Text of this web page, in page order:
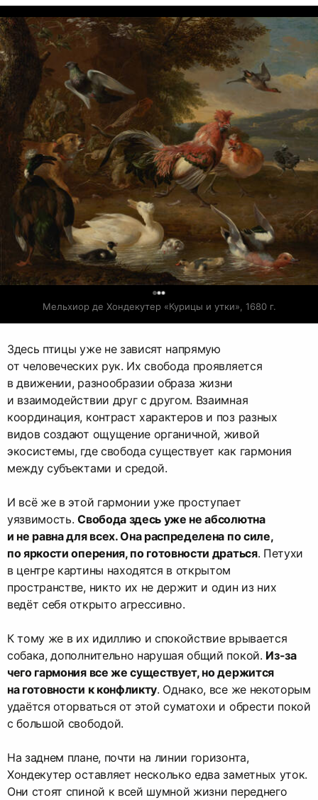
Мельхиор де Хондекутер «Курицы и утки», 1680 г.
Здесь птицы уже не зависят напрямую
от человеческих рук. Их свобода проявляется
в движении, разнообразии образа жизни
и взаимодействии друг с другом. Взаимная
координация, контраст характеров и поз разных
видов создают ощущение органичной, живой
экосистемы, где свобода существует как гармония
между субъектами и средой.
И всё же в этой гармонии уже проступает
уязвимость.Свобода здесь уже не абсолютна
и не равна для всех. Она распределена по силе,
по яркости оперения, по готовности драться. Петухи
в центре картины находятся в открытом
пространстве, никто их не держит и один из них
ведёт себя открыто агрессивно.
К тому же в их идиллию и спокойствие врывается
собака, дополнительно нарушая общий покой. Из-за
чего гармония все же существует, но держится
на готовности к конфликту. Однако, все же некоторым
удаётся оторваться от этой суматохи и обрести покой
с большой свободой.
На заднем плане, почти на линии горизонта,
Хондекутер оставляет несколько едва заметных уток.
Они стоят спиной к всей шумной жизни переднего